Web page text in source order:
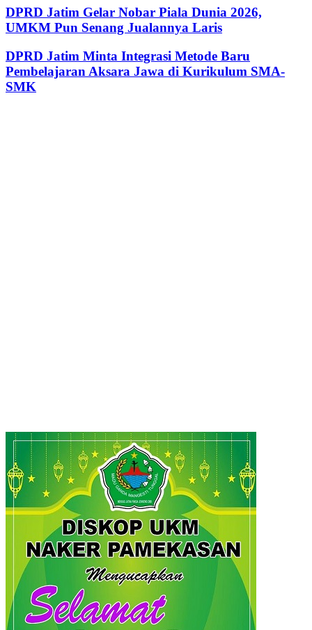
DPRD Jatim Gelar Nobar Piala Dunia 2026,
UMKM Pun Senang Jualannya Laris
DPRD Jatim Minta Integrasi Metode Baru
Pembelajaran Aksara Jawa di Kurikulum SMA-
SMK